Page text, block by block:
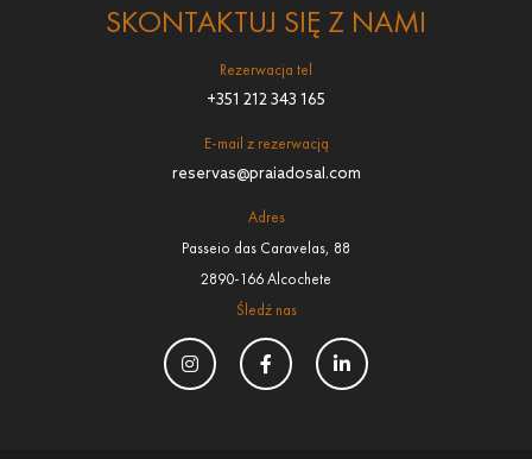
SKONTAKTUJ SIĘ Z NAMI
Rezerwacja tel
+351 212 343 165
E-mail z rezerwacją
reservas@praiadosal.com
Adres
Passeio das Caravelas, 88
2890-166 Alcochete
Śledź nas